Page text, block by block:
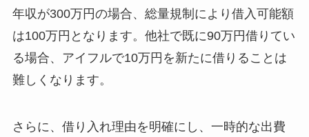
年収が300万円の場合、総量規制により借入可能額
は100万円となります。他社で既に90万円借りてい
る場合、アイフルで10万円を新たに借りることは
難しくなります。
さらに、借り入れ理由を明確にし、一時的な出費